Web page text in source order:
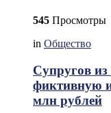
545 Просмотры
in Общество
Супругов из
фиктивную
млн рублей